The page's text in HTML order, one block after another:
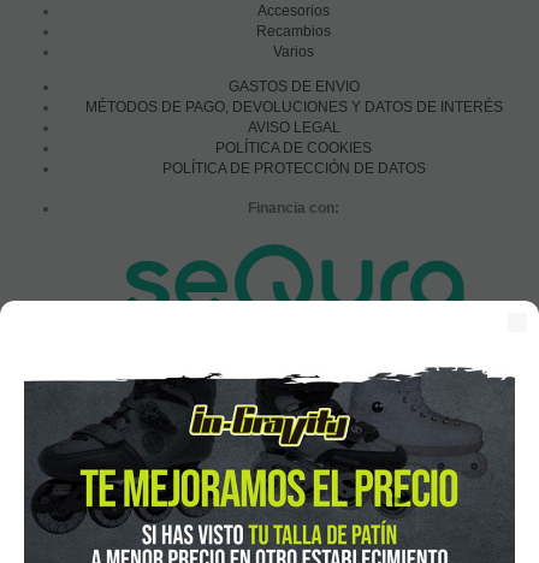
Accesorios
Recambios
Varios
GASTOS DE ENVIO
MÉTODOS DE PAGO, DEVOLUCIONES Y DATOS DE INTERÉS
AVISO LEGAL
POLÍTICA DE COOKIES
POLÍTICA DE PROTECCIÓN DE DATOS
Financia con: